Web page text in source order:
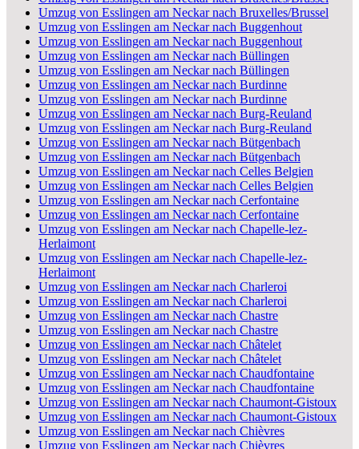
Umzug von Esslingen am Neckar nach Bruxelles/Brussel
Umzug von Esslingen am Neckar nach Buggenhout
Umzug von Esslingen am Neckar nach Buggenhout
Umzug von Esslingen am Neckar nach Büllingen
Umzug von Esslingen am Neckar nach Büllingen
Umzug von Esslingen am Neckar nach Burdinne
Umzug von Esslingen am Neckar nach Burdinne
Umzug von Esslingen am Neckar nach Burg-Reuland
Umzug von Esslingen am Neckar nach Burg-Reuland
Umzug von Esslingen am Neckar nach Bütgenbach
Umzug von Esslingen am Neckar nach Bütgenbach
Umzug von Esslingen am Neckar nach Celles Belgien
Umzug von Esslingen am Neckar nach Celles Belgien
Umzug von Esslingen am Neckar nach Cerfontaine
Umzug von Esslingen am Neckar nach Cerfontaine
Umzug von Esslingen am Neckar nach Chapelle-lez-
Herlaimont
Umzug von Esslingen am Neckar nach Chapelle-lez-
Herlaimont
Umzug von Esslingen am Neckar nach Charleroi
Umzug von Esslingen am Neckar nach Charleroi
Umzug von Esslingen am Neckar nach Chastre
Umzug von Esslingen am Neckar nach Chastre
Umzug von Esslingen am Neckar nach Châtelet
Umzug von Esslingen am Neckar nach Châtelet
Umzug von Esslingen am Neckar nach Chaudfontaine
Umzug von Esslingen am Neckar nach Chaudfontaine
Umzug von Esslingen am Neckar nach Chaumont-Gistoux
Umzug von Esslingen am Neckar nach Chaumont-Gistoux
Umzug von Esslingen am Neckar nach Chièvres
Umzug von Esslingen am Neckar nach Chièvres